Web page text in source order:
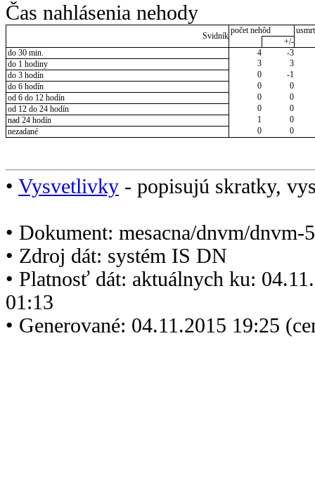
Čas nahlásenia nehody
Svidník
počet nehôd
+/-
do 30 min.
4
-3
do 1 hodiny
3
3
do 3 hodín
0
-1
do 6 hodín
0
0
od 6 do 12 hodín
0
0
od 12 do 24 hodín
0
0
nad 24 hodín
1
0
nezadané
0 0
• Vysvetlivky - popisujú skratky,
• Dokument: mesacna/dnvm/dnvm-
• Zdroj dát: systém IS DN
• Platnosť dát: aktuálnych ku:
01:13
• Generované: 04.11.2015 19:25